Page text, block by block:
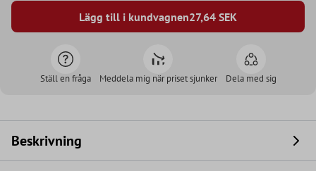
Lägg till i kundvagnen27,64 SEK
Ställ en fråga Meddela mig när priset sjunker Dela med sig
Beskrivning